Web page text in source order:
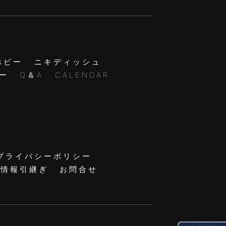
ビー
ニキディッシュ
Q＆A
CALENDAR
ライバシーポリシー
報引継ぎ
お問合せ